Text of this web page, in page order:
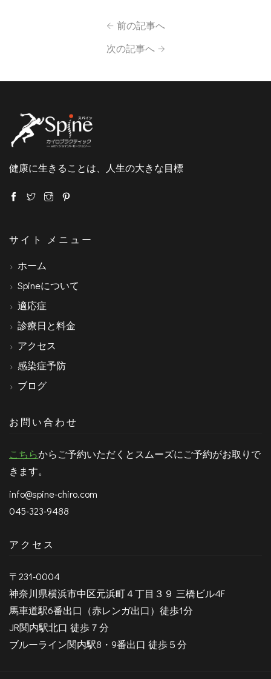
前の記事へ
次の記事へ
健康に生きることは、人生の大きな目標
サイト メニュー
ホーム
Spineについて
適応症
診療日と料金
アクセス
感染症予防
ブログ
お問い合わせ
こちらからご予約いただくとスムーズにご予約がお取りで
きます。
info@spine-chiro.com
045-323-9488
アクセス
〒231-0004
神奈川県横浜市中区元浜町４丁目３９ 三橋ビル4F
馬車道駅6番出口（赤レンガ出口）徒歩1分
JR関内駅北口 徒歩７分
ブルーライン関内駅8・9番出口 徒歩５分